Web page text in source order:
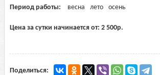
Период работы: весна лето осень
Цена за сутки начинается от: 2 500р.
Поделиться: